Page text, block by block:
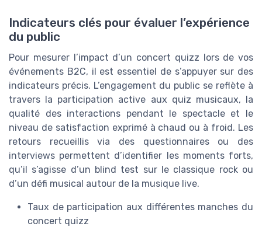
Indicateurs clés pour évaluer l’expérience
du public
Pour mesurer l’impact d’un concert quizz lors de vos
événements B2C, il est essentiel de s’appuyer sur des
indicateurs précis. L’engagement du public se reflète à
travers la participation active aux quiz musicaux, la
qualité des interactions pendant le spectacle et le
niveau de satisfaction exprimé à chaud ou à froid. Les
retours recueillis via des questionnaires ou des
interviews permettent d’identifier les moments forts,
qu’il s’agisse d’un blind test sur le classique rock ou
d’un défi musical autour de la musique live.
Taux de participation aux différentes manches du
concert quizz